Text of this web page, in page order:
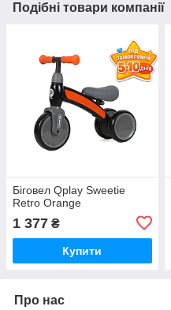
Подібні товари компанії
Біговел Qplay Sweetie
Retro Orange
1 377 ₴
Купити
Про нас